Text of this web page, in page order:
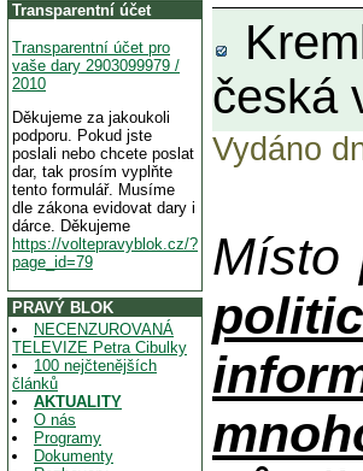
Transparentní účet
Transparentní účet pro
vaše dary 2903099979 /
2010
Děkujeme za jakoukoli
podporu. Pokud jste
poslali nebo chcete poslat
dar, tak prosím vyplňte
tento formulář. Musíme
dle zákona evidovat dary i
dárce. Děkujeme
https://voltepravyblok.cz/?
page_id=79
PRAVÝ BLOK
NECENZUROVANÁ
TELEVIZE Petra Cibulky
100 nejčtenějších
článků
AKTUALITY
O nás
Programy
Dokumenty
česká
Vydáno
Místo